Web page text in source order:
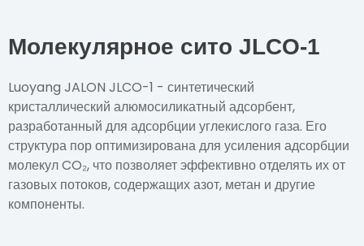
Молекулярное сито JLCO-1
Luoyang JALON JLCO-1 - синтетический
кристаллический алюмосиликатный адсорбент,
разработанный для адсорбции углекислого газа. Его
структура пор оптимизирована для усиления адсорбции
молекул CO₂, что позволяет эффективно отделять их от
газовых потоков, содержащих азот, метан и другие
компоненты.